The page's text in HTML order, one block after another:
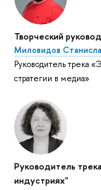
Творческий
Миловидов
Руководитель трека
стратегии в медиа»
Руководитель
индустриях"